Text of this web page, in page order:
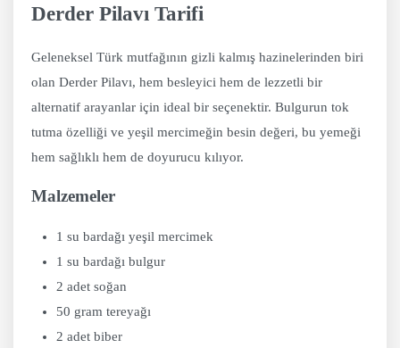
Derder Pilavı Tarifi
Geleneksel Türk mutfağının gizli kalmış hazinelerinden biri
olan Derder Pilavı, hem besleyici hem de lezzetli bir
alternatif arayanlar için ideal bir seçenektir. Bulgurun tok
tutma özelliği ve yeşil mercimeğin besin değeri, bu yemeği
hem sağlıklı hem de doyurucu kılıyor.
Malzemeler
1 su bardağı yeşil mercimek
1 su bardağı bulgur
2 adet soğan
50 gram tereyağı
2 adet biber